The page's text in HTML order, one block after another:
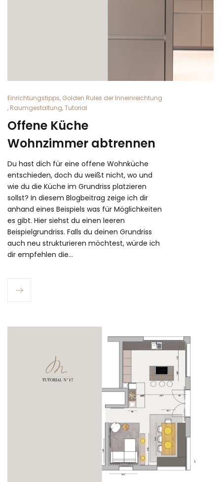
Einrichtungstipps, Golden Rules der Inneinreichtung
, Raumgestaltung,Tutorial
Offene Küche
Wohnzimmer abtrennen
Du hast dich für eine offene Wohnküche
entschieden, doch du weißt nicht, wo und
wie du die Küche im Grundriss platzieren
sollst? In diesem Blogbeitrag zeige ich dir
anhand eines Beispiels was für Möglichkeiten
es gibt. Hier siehst du einen leeren
Beispielgrundriss. Falls du deinen Grundriss
auch neu strukturieren möchtest, würde ich
dir empfehlen die…